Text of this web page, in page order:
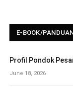
E-BOOK/
Profil Pondok
June 18, 2026